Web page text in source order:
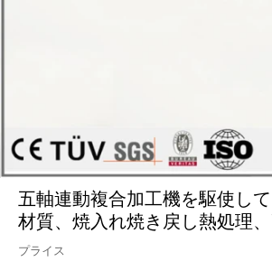
五軸連動複合加工機を駆使し
材質、焼入れ焼き戻し熱処理
プライス